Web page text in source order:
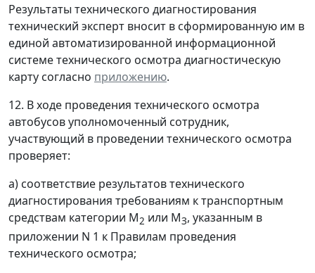
Результаты технического диагностирования
технический эксперт вносит в сформированную им в
единой автоматизированной информационной
системе технического осмотра диагностическую
карту согласно приложению.
12. В ходе проведения технического осмотра
автобусов уполномоченный сотрудник,
участвующий в проведении технического осмотра
проверяет:
а) соответствие результатов технического
диагностирования требованиям к транспортным
средствам категории М2 или МЗ, указанным в
приложении N 1 к Правилам проведения
технического осмотра;